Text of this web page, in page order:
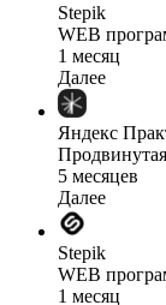
Stepik
WEB
1 месяц
Далее
Яндекс
5 месяцев
Далее
Stepik
WEB
1 месяц